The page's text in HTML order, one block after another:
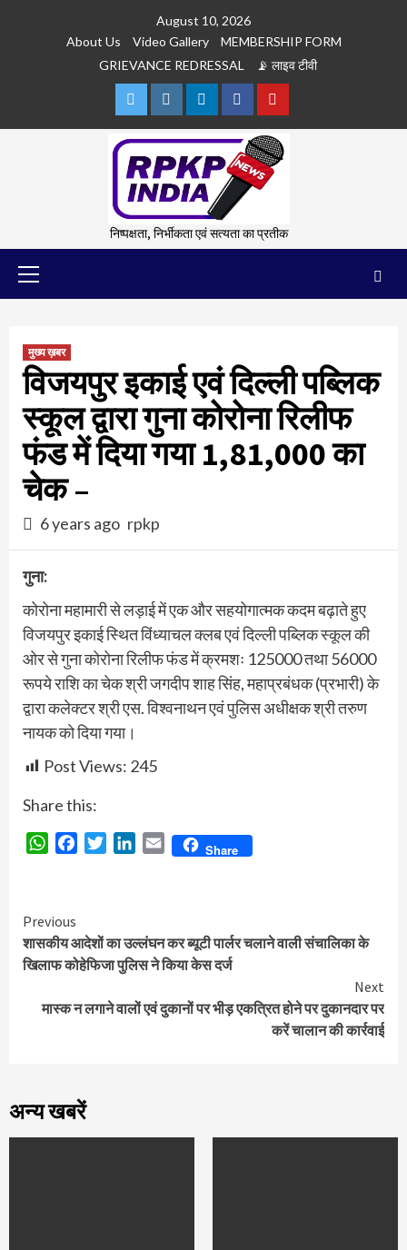
August 10, 2026
About Us
Video Gallery
MEMBERSHIP FORM
GRIEVANCE REDRESSAL
📡 लाइव टीवी
TwitterInstagramLinkedlnFacebookYoutube
निष्पक्षता, निर्भीकता एवं सत्यता का प्रतीक
Primary
मुख्य ख़बर
विजयपुर इकाई एवं दिल्‍ली पब्लिक
स्‍कूल द्वारा गुना कोरोना रिलीफ
फंड में दिया गया 1,81,000 का
चेक –
6 years ago rpkp
गुना:
कोरोना महामारी से लड़ाई में एक और सहयोगात्मक कदम बढ़ाते हुए
विजयपुर इकाई स्थित विंध्याचल क्लब एवं दिल्ली पब्लिक स्कूल की
ओर से गुना कोरोना रिलीफ फंड में क्रमशः 125000 तथा 56000
रूपये राशि का चेक श्री जगदीप शाह सिंह, महाप्रबंधक (प्रभारी) के
द्वारा कलेक्‍टर श्री एस. विश्वनाथन एवं पुलिस अधीक्षक श्री तरुण
नायक को दिया गया।
Post Views: 245
Share this:
WhatsAppFacebookTwitterLinkedIn
Email Share
Continue
Reading
Previous
शासकीय आदेशों का उल्लंघन कर ब्यूटी पार्लर चलाने वाली संचालिका के
खिलाफ कोहेफिजा पुलिस ने किया केस दर्ज
Next
मास्क न लगाने वालों एवं दुकानों पर भीड़ एकत्रित होने पर दुकानदार पर
करें चालान की कार्रवाई
अन्य खबरें